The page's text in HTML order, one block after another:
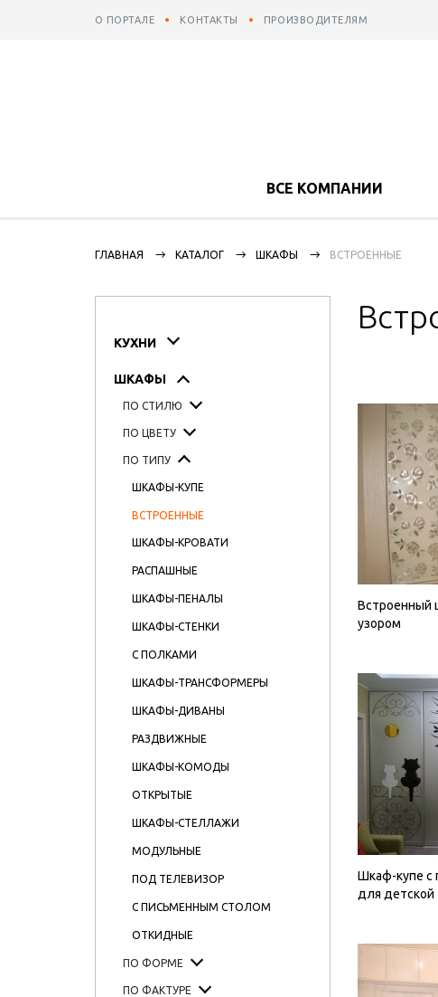
О ПОРТАЛЕ КОНТАКТЫ ПРОИЗВОДИТЕЛЯМ
ВСЕ КОМПАНИИ
ГЛАВНАЯ КАТАЛОГ ШКАФЫ ВСТРОЕННЫЕ
КУХНИ
ШКАФЫ
ПО СТИЛЮ
ПО ЦВЕТУ
ПО ТИПУ
ШКАФЫ-КУПЕ
ВСТРОЕННЫЕ
ШКАФЫ-КРОВАТИ
РАСПАШНЫЕ
ШКАФЫ-ПЕНАЛЫ
ШКАФЫ-СТЕНКИ
С ПОЛКАМИ
ШКАФЫ-ТРАНСФОРМЕРЫ
ШКАФЫ-ДИВАНЫ
РАЗДВИЖНЫЕ
ШКАФЫ-КОМОДЫ
ОТКРЫТЫЕ
ШКАФЫ-СТЕЛЛАЖИ
МОДУЛЬНЫЕ
ПОД ТЕЛЕВИЗОР
С ПИСЬМЕННЫМ СТОЛОМ
ОТКИДНЫЕ
ПО ФОРМЕ
ПО ФАКТУРЕ
Встроенный
узором
Шкаф-купе с
для детской